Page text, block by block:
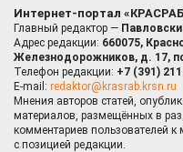
Интернет-портал
Главный редактор —
Адрес редакции: 660075,
Железнодорожников, д. 17,
Телефон редакции: +7 (391)
E-mail: redaktor@krasrab.krsn.ru
Мнения авторов статей,
материалов, размещённых в
комментариев пользователей к
с позицией редакции.